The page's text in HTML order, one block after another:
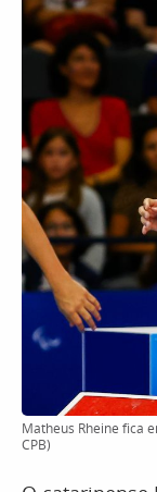
Matheus Rheine fica
CPB)